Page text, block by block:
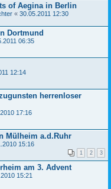
of Aegina in Berlin
« 30.05.2011 12:30
Dortmund
06:35
12:14
herrenloser
17:16
Mülheim a.d.Ruhr
15:16
1 2 3
am 3. Advent
15:21